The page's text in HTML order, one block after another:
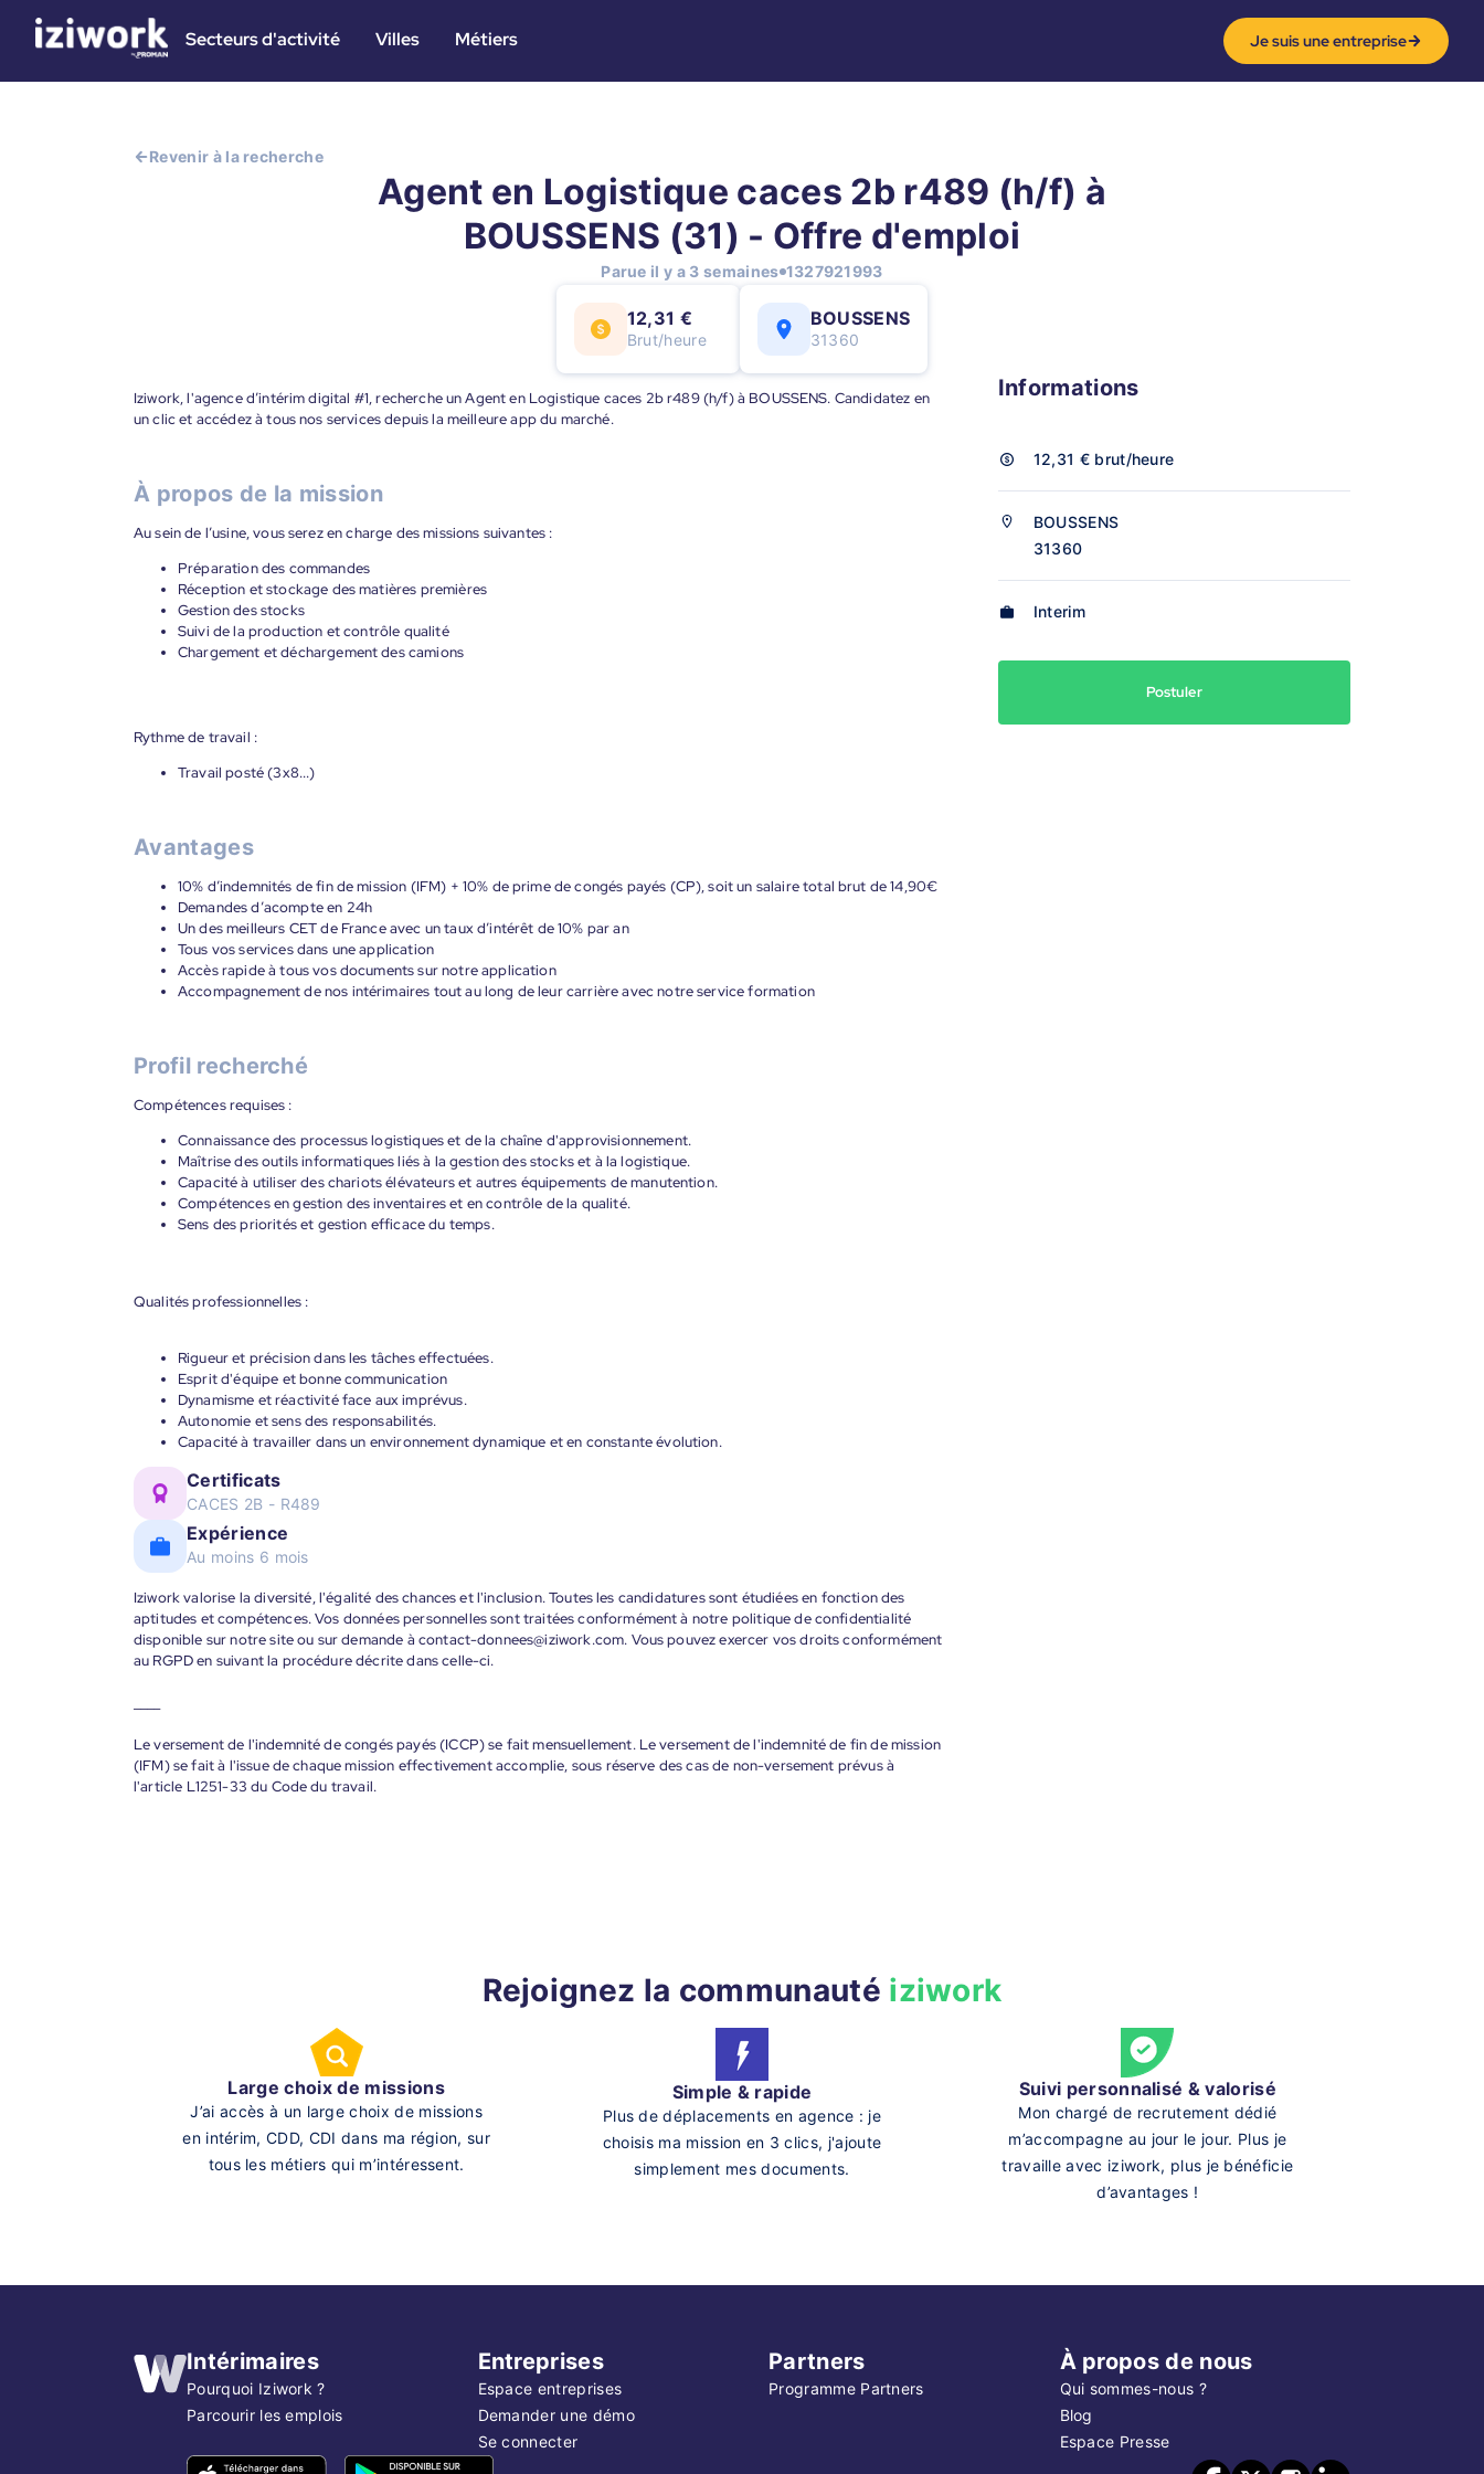
Secteurs d'activité Villes Métiers Je suis une entreprise
Revenir à la recherche
Agent en Logistique caces 2b r489 (h/f) à
BOUSSENS (31) - Offre d'emploi
Parue il y a 3 semaines 1327921993
12,31 €
Brut/heure
BOUSSENS
31360
Iziwork, l'agence d’intérim digital #1, recherche un Agent en Logistique caces 2b r489 (h/f) à BOUSSENS. Candidatez en
un clic et accédez à tous nos services depuis la meilleure app du marché.
À propos de la mission
Au sein de l’usine, vous serez en charge des missions suivantes :
Préparation des commandes
Réception et stockage des matières premières
Gestion des stocks
Suivi de la production et contrôle qualité
Chargement et déchargement des camions
Rythme de travail :
Travail posté (3x8...)
Avantages
10% d’indemnités de fin de mission (IFM) + 10% de prime de congés payés (CP), soit un salaire total brut de 14,90€
Demandes d’acompte en 24h
Un des meilleurs CET de France avec un taux d’intérêt de 10% par an
Tous vos services dans une application
Accès rapide à tous vos documents sur notre application
Accompagnement de nos intérimaires tout au long de leur carrière avec notre service formation
Profil recherché
Compétences requises :
Connaissance des processus logistiques et de la chaîne d'approvisionnement.
Maîtrise des outils informatiques liés à la gestion des stocks et à la logistique.
Capacité à utiliser des chariots élévateurs et autres équipements de manutention.
Compétences en gestion des inventaires et en contrôle de la qualité.
Sens des priorités et gestion efficace du temps.
Qualités professionnelles :
Rigueur et précision dans les tâches effectuées.
Esprit d'équipe et bonne communication
Dynamisme et réactivité face aux imprévus.
Autonomie et sens des responsabilités.
Capacité à travailler dans un environnement dynamique et en constante évolution.
Certificats
CACES 2B - R489
Expérience
Au moins 6 mois
Iziwork valorise la diversité, l'égalité des chances et l'inclusion. Toutes les candidatures sont étudiées en fonction des
aptitudes et compétences. Vos données personnelles sont traitées conformément à notre politique de confidentialité
disponible sur notre site ou sur demande à contact-donnees@iziwork.com. Vous pouvez exercer vos droits conformément
au RGPD en suivant la procédure décrite dans celle-ci.
Le versement de l'indemnité de congés payés (ICCP) se fait mensuellement. Le versement de l'indemnité de fin de mission
(IFM) se fait à l'issue de chaque mission effectivement accomplie, sous réserve des cas de non-versement prévus à
l'article L1251-33 du Code du travail.
Informations
12,31 € brut/heure
BOUSSENS
31360
Interim
Postuler
Rejoignez la communauté iziwork
Large choix de missions
J’ai accès à un large choix de missions
en intérim, CDD, CDI dans ma région, sur
tous les métiers qui m’intéressent.
Simple & rapide
Plus de déplacements en agence : je
choisis ma mission en 3 clics, j'ajoute
simplement mes documents.
Suivi personnalisé & valorisé
Mon chargé de recrutement dédié
m’accompagne au jour le jour. Plus je
travaille avec iziwork, plus je bénéficie
d’avantages !
Intérimaires
Pourquoi Iziwork ?
Parcourir les emplois
Entreprises
Espace entreprises
Demander une démo
Se connecter
Partners
Programme Partners
À propos de nous
Qui sommes-nous ?
Blog
Espace Presse